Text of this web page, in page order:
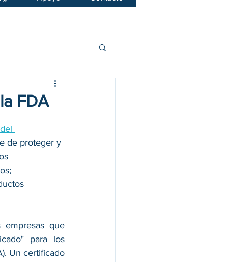
FDA
del
de proteger y
empresas que
para los
Un certificado